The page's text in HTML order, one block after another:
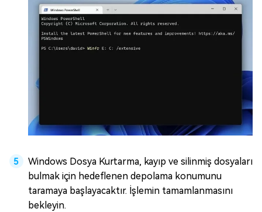
Windows Dosya Kurtarma, kayıp ve silinmiş dosyaları
bulmak için hedeflenen depolama konumunu
taramaya başlayacaktır. İşlemin tamamlanmasını
bekleyin.